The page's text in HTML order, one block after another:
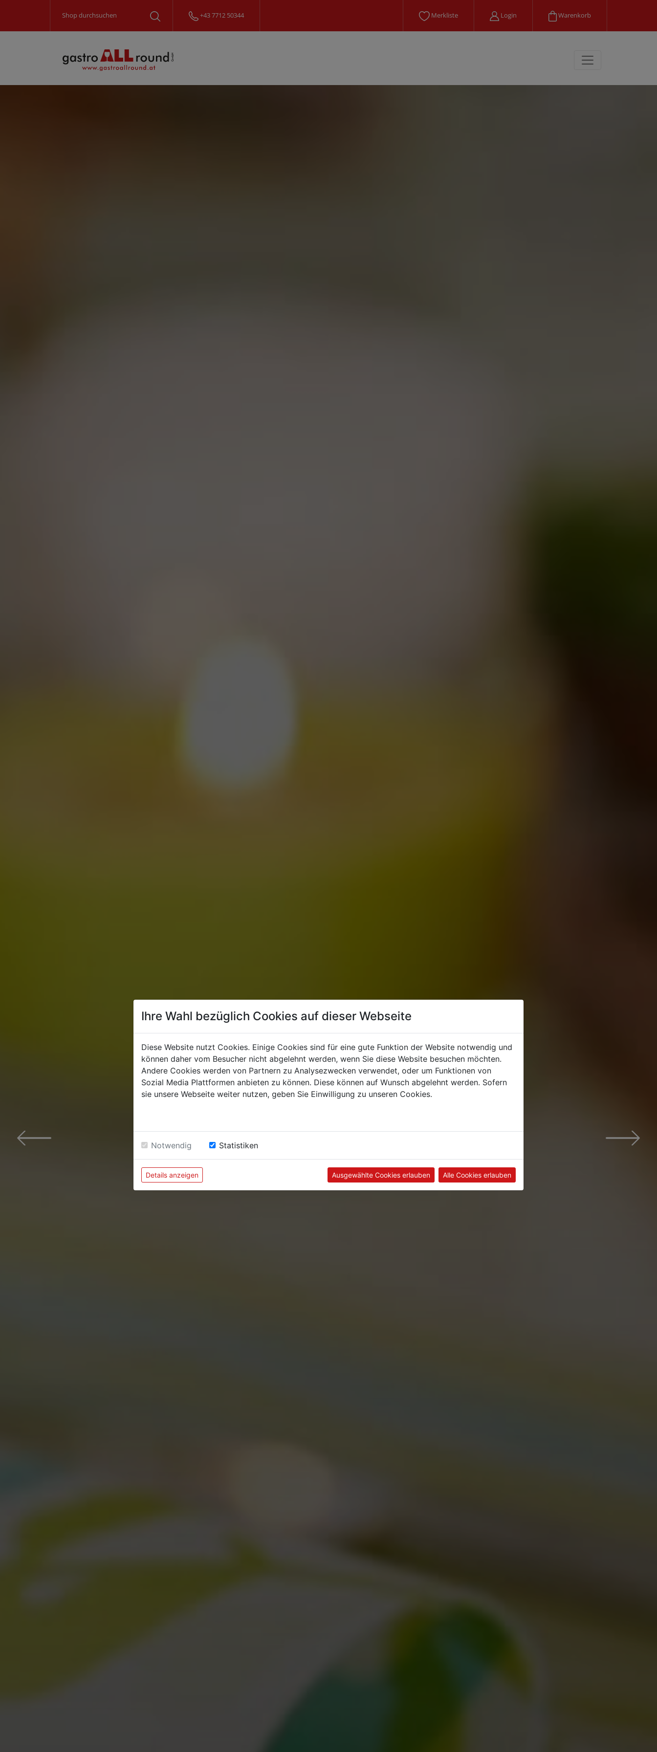
+43 7712 50344 Merkliste Login Warenkorb
Ihre Wahl bezüglich Cookies auf dieser Webseite
Diese Website nutzt Cookies. Einige Cookies sind für eine gute Funktion der Website notwendig und
können daher vom Besucher nicht abgelehnt werden, wenn Sie diese Website besuchen möchten.
Andere Cookies werden von Partnern zu Analysezwecken verwendet, oder um Funktionen von
Sozial Media Plattformen anbieten zu können. Diese können auf Wunsch abgelehnt werden. Sofern
sie unsere Webseite weiter nutzen, geben Sie Einwilligung zu unseren Cookies.
Notwendig Statistiken
Details anzeigen Ausgewählte Cookies erlauben Alle Cookies erlauben